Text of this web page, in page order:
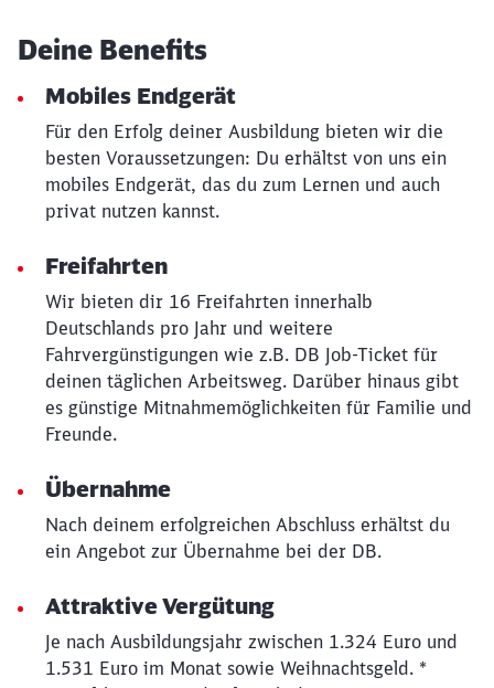
Deine Benefits
Mobiles Endgerät
Für den Erfolg deiner Ausbildung bieten wir die
besten Voraussetzungen: Du erhältst von uns ein
mobiles Endgerät, das du zum Lernen und auch
privat nutzen kannst.
Freifahrten
Wir bieten dir 16 Freifahrten innerhalb
Deutschlands pro Jahr und weitere
Fahrvergünstigungen wie z.B. DB Job-Ticket für
deinen täglichen Arbeitsweg. Darüber hinaus gibt
es günstige Mitnahmemöglichkeiten für Familie und
Freunde.
Übernahme
Nach deinem erfolgreichen Abschluss erhältst du
ein Angebot zur Übernahme bei der DB.
Attraktive Vergütung
Je nach Ausbildungsjahr zwischen 1.324 Euro und
1.531 Euro im Monat sowie Weihnachtsgeld. *
Möchten Sie zu
Abbrechen Weiter